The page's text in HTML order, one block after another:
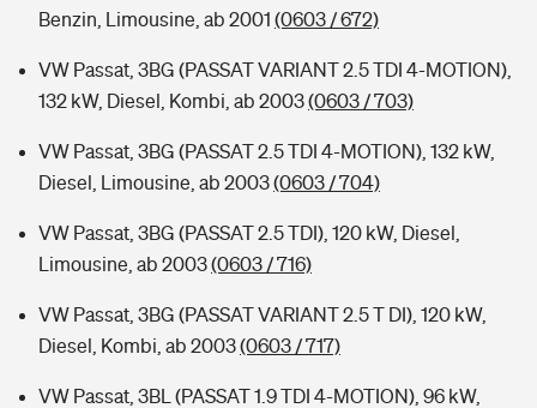
Benzin, Limousine, ab 2001 (0603 / 672)
VW Passat, 3BG (PASSAT VARIANT 2.5 TDI 4-MOTION),
132 kW, Diesel, Kombi, ab 2003(0603 / 703)
VW Passat, 3BG (PASSAT 2.5 TDI 4-MOTION), 132 kW,
Diesel, Limousine, ab 2003(0603 / 704)
VW Passat, 3BG (PASSAT 2.5 TDI), 120 kW, Diesel,
Limousine, ab 2003(0603 / 716)
VW Passat, 3BG (PASSAT VARIANT 2.5 T DI), 120 kW,
Diesel, Kombi, ab 2003(0603 / 717)
VW Passat, 3BL (PASSAT 1.9 TDI 4-MOTION), 96 kW,